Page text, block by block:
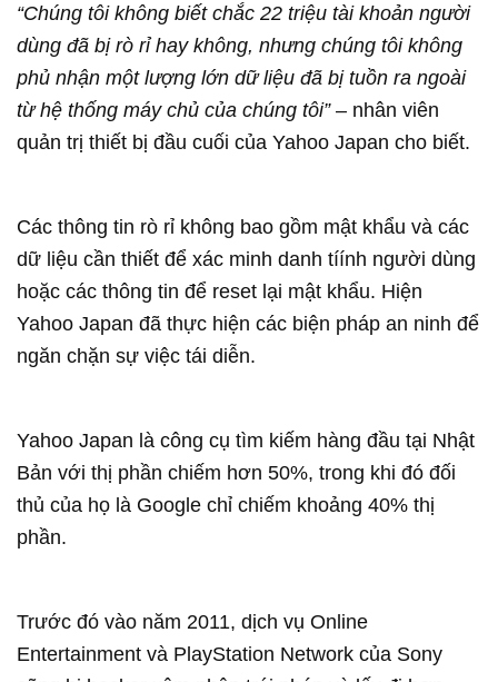
“Chúng tôi không biết chắc 22 triệu tài khoản người
dùng đã bị rò rỉ hay không, nhưng chúng tôi không
phủ nhận một lượng lớn dữ liệu đã bị tuồn ra ngoài
từ hệ thống máy chủ của chúng tôi”– nhân viên
quản trị thiết bị đầu cuối của Yahoo Japan cho biết.
Các thông tin rò rỉ không bao gồm mật khẩu và các
dữ liệu cần thiết để xác minh danh tíính người dùng
hoặc các thông tin để reset lại mật khẩu. Hiện
Yahoo Japan đã thực hiện các biện pháp an ninh để
ngăn chặn sự việc tái diễn.
Yahoo Japan là công cụ tìm kiếm hàng đầu tại Nhật
Bản với thị phần chiếm hơn 50%, trong khi đó đối
thủ của họ là Google chỉ chiếm khoảng 40% thị
phần.
Trước đó vào năm 2011, dịch vụ Online
Entertainment và PlayStation Network của Sony